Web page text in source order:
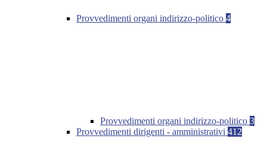
Provvedimenti organi indirizzo-politico 4
Provvedimenti organi indirizzo-politico 3
Provvedimenti dirigenti - amministrativi 412